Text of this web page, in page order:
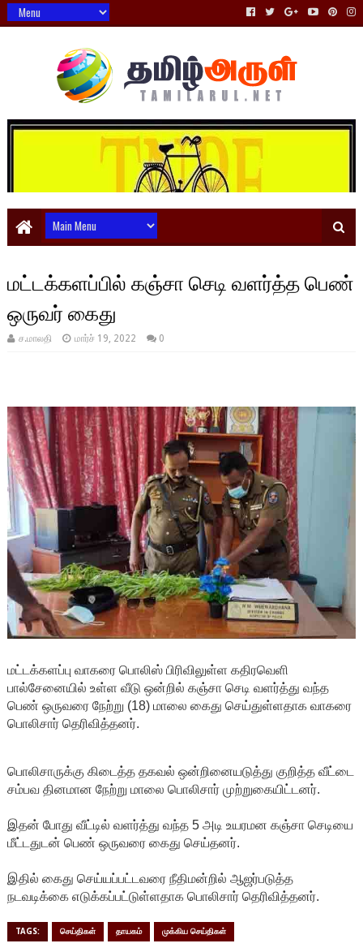
மட்டக்களப்பில் கஞ்சா செடி வளர்த்த பெண்
ஒருவர் கைது
ச.மாலதி மார்ச் 19, 2022 0
மட்டக்களப்பு வாகரை பொலிஸ் பிரிவிலுள்ள கதிரவெளி
பால்சேனையில் உள்ள வீடு ஒன்றில் கஞ்சா செடி வளர்த்து வந்த
பெண் ஒருவரை நேற்று (18) மாலை கைது செய்துள்ளதாக வாகரை
பொலிசார் தெரிவித்தனர்.
பொலிசாருக்கு கிடைத்த தகவல் ஒன்றினையடுத்து குறித்த வீட்டை
சம்பவ தினமான நேற்று மாலை பொலிசார் முற்றுகையிட்டனர்.
இதன் போது வீட்டில் வளர்த்து வந்த 5 அடி உயரமன கஞ்சா செடியை
மீட்டதுடன் பெண் ஒருவரை கைது செய்தனர்.
இதில் கைது செய்யப்பட்டவரை நீதிமன்றில் ஆஜர்படுத்த
நடவடிக்கை எடுக்கப்பட்டுள்ளதாக பொலிசார் தெரிவித்தனர்.
TAGS: செய்திகள் தாயகம் முக்கிய செய்திகள்